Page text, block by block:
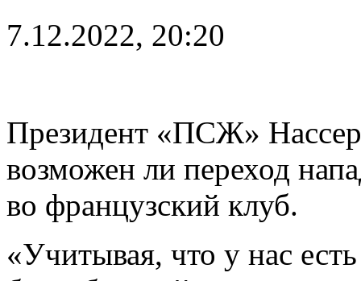
7.12.2022, 20:20
Президент «ПСЖ»
возможен ли переход
во французский клуб.
«Учитывая, что у нас